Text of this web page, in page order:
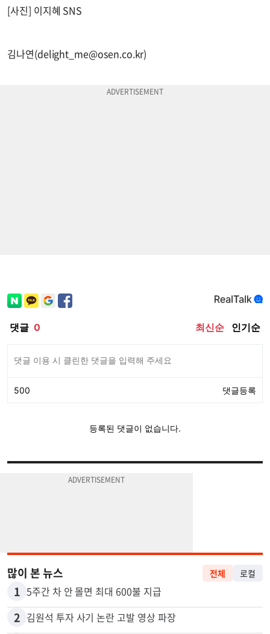
[사진] 이지혜 SNS
김나연(delight_me@osen.co.kr)
많이 본 뉴스 전체 로컬
1 5주간 차 안 몰면 최대 600불 지급
2 김원석 투자 사기 논란 고발 영상 파장